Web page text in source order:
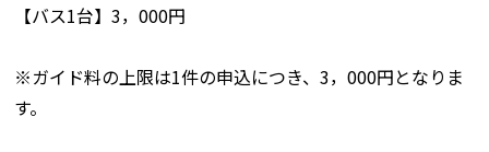
【バス1台】3，000円
※ガイド料の上限は1件の申込につき、3，000円となりま
す。